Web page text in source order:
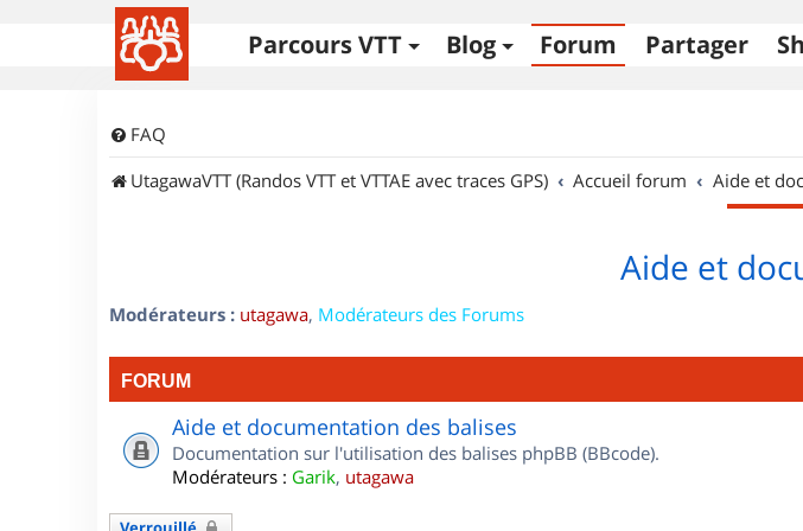
Parcours VTT Blog Forum Partager
FAQ
UtagawaVTT (Randos VTT et VTTAE avec traces GPS)
Accueil forum Aide et
Aide et
Modérateurs : utagawa, Modérateurs des Forums
FORUM
Aide et documentation des balises
Documentation sur l'utilisation des balises phpBB (BBcode).
Modérateurs : Garik, utagawa